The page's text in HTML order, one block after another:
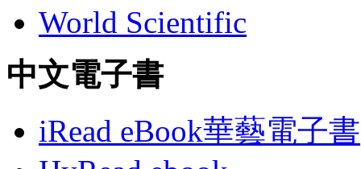
World Scientific
中文電子書
iRead eBook華藝電子書